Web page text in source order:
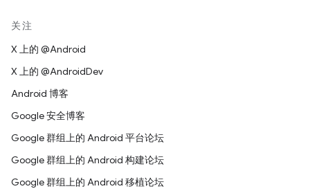
关注
X 上的 @Android
X 上的 @AndroidDev
Android 博客
Google 安全博客
Google 群组上的 Android 平台论坛
Google 群组上的 Android 构建论坛
Google 群组上的 Android 移植论坛